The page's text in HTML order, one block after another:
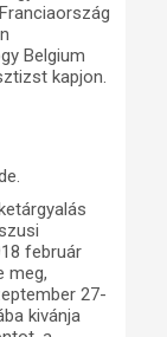
Belgium
kapjon.
február
meg,
27-
kivánja